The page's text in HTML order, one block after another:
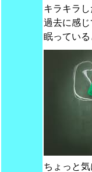
キラキラし
過去に感
眠っている
ちょっと